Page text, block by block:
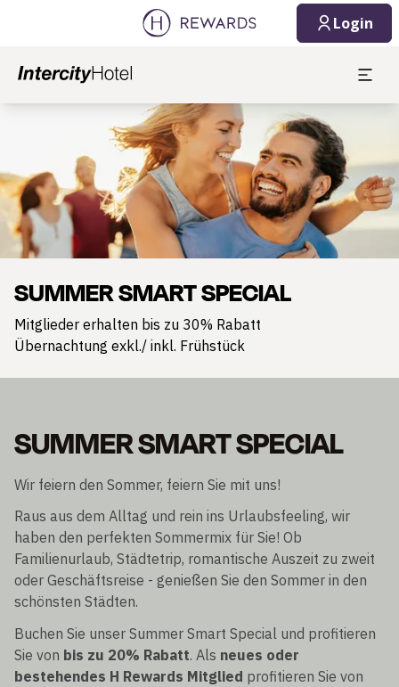
Login
SUMMER SMART SPECIAL
Mitglieder erhalten bis zu 30% Rabatt
Übernachtung exkl./ inkl. Frühstück
SUMMER SMART SPECIAL
Wir feiern den Sommer, feiern Sie mit uns!
Raus aus dem Alltag und rein ins Urlaubsfeeling, wir
haben den perfekten Sommermix für Sie! Ob
Familienurlaub, Städtetrip, romantische Auszeit zu zweit
oder Geschäftsreise - genießen Sie den Sommer in den
schönsten Städten.
Buchen Sie unser Summer Smart Special und profitieren
Sie von bis zu 20% Rabatt. Als neues oder
bestehendes H Rewards Mitglied profitieren Sie von